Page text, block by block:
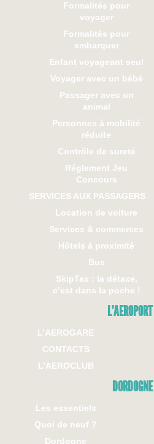
Formalités pour
voyager
Formalités pour
embarquer
Enfant voyageant seul
Voyager avec un bébé
Passager avec un
animal
Personnes à mobilité
réduite
Contrôle de sureté
Réglement Jeu
Concours
SERVICES AUX PASSAGERS
Location de voiture
Services & commerces
Hôtels à proximité
Bus
SkipTax : la détaxe,
c’est dans la poche !
L’AEROPORT
L’AEROGARE
CONTACTS
L’AEROCLUB
DORDOGNE
Les essentiels
Quoi de neuf ?
Dordogne